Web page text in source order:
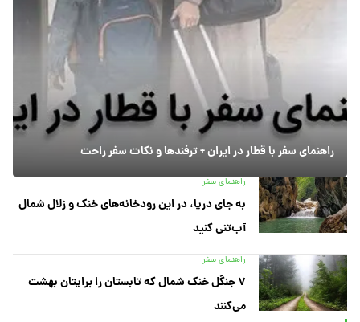
راهنمای سفر با قطار در ایران + ترفندها و نکات سفر راحت
راهنمای سفر
به جای دریا، در این رودخانه‌های خنک و زلال شمال
آب‌تنی کنید
راهنمای سفر
۷ جنگل خنک شمال که تابستان را برایتان بهشت
می‌کنند